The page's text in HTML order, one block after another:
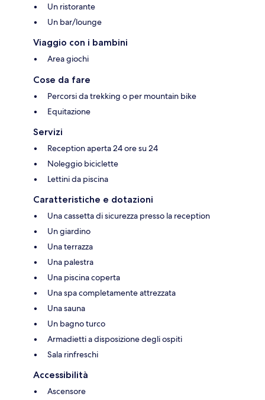
Un ristorante
Un bar/lounge
Viaggio con i bambini
Area giochi
Cose da fare
Percorsi da trekking o per mountain bike
Equitazione
Servizi
Reception aperta 24 ore su 24
Noleggio biciclette
Lettini da piscina
Caratteristiche e dotazioni
Una cassetta di sicurezza presso la reception
Un giardino
Una terrazza
Una palestra
Una piscina coperta
Una spa completamente attrezzata
Una sauna
Un bagno turco
Armadietti a disposizione degli ospiti
Sala rinfreschi
Accessibilità
Ascensore